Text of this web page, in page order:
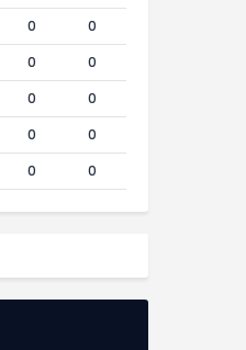
0
0
0
0
0
0
0
0
0 0